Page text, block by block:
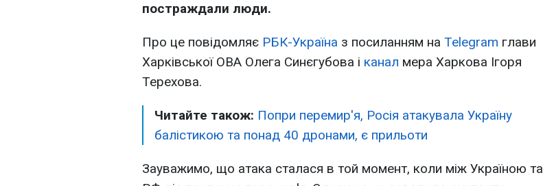
постраждали люди.
Про це повідомляє РБК-Україна з посиланням на Telegram глави
Харківської ОВА Олега Синєгубова і канал мера Харкова Ігоря
Терехова.
Читайте також: Попри перемир'я, Росія атакувала Україну
балістикою та понад 40 дронами, є прильоти
Зауважимо, що атака сталася в той момент, коли між Україною та